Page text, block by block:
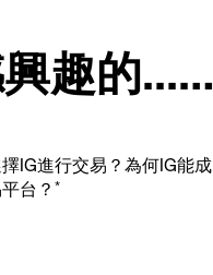
趣的...…
IG進行交易？為何IG能成
台？ *